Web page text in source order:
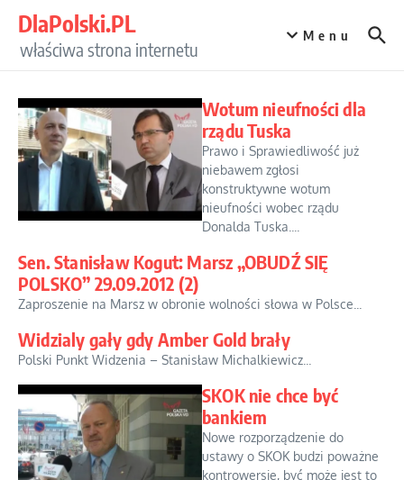
DlaPolski.PL
właściwa strona internetu
Menu
Wotum nieufności dla
rządu Tuska
Prawo i Sprawiedliwość już
niebawem zgłosi
konstruktywne wotum
nieufności wobec rządu
Donalda Tuska....
Sen. Stanisław Kogut: Marsz „OBUDŹ SIĘ
POLSKO” 29.09.2012 (2)
Zaproszenie na Marsz w obronie wolności słowa w Polsce...
Widzialy gały gdy Amber Gold brały
Polski Punkt Widzenia – Stanisław Michalkiewicz...
SKOK nie chce być
bankiem
Nowe rozporządzenie do
ustawy o SKOK budzi poważne
kontrowersje, być może jest to